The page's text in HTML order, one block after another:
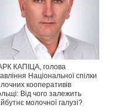
КАПІЦА, голова
Національної спілки
кооперативів
Від чого залежить
молочної галузі?